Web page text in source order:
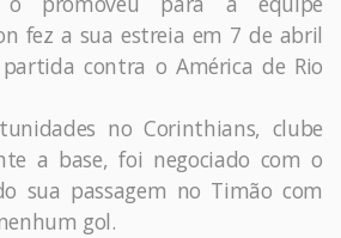
fez a sua estreia em 7 de abril
contra o América de Rio
no Corinthians, clube
a base, foi negociado com o
sua passagem no Timão com
gol.